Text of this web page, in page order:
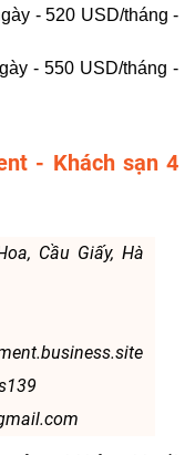
- 520 USD/tháng -
- 550 USD/tháng -
- Khách sạn 4
Cầu Giấy, Hà